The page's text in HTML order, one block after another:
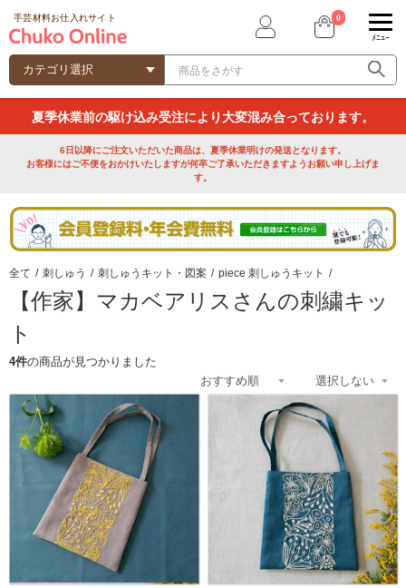
手芸材料お仕入れサイト 0
ﾒﾆｭｰ
夏季休業前の駆け込み受注により大変混み合っております。
6日以降にご注文いただいた商品は、夏季休業明けの発送となります。
お客様にはご不便をおかけいたしますが何卒ご了承いただきますようお願い申し上げま
す。
全て / 刺しゅう / 刺しゅうキット・図案 / piece 刺しゅうキット /
【作家】マカベアリスさんの刺繍キッ
ト
4件の商品が見つかりました